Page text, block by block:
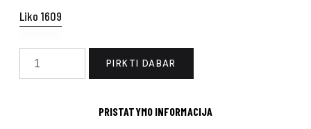
Liko 1609
produkto
kiekis:
PIRKTI DABAR
PRISTATYMO INFORMACIJA